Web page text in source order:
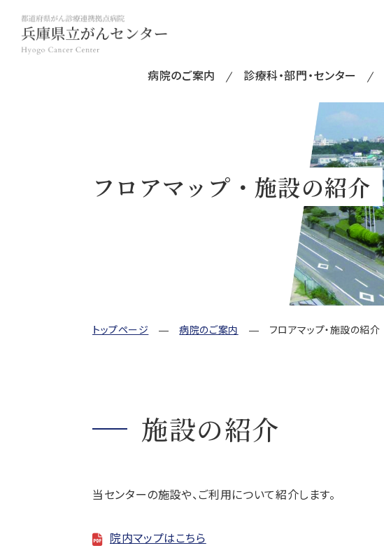
病院のご案内 診療科・部門・センター
フロアマップ・施設の紹介
トップページ 病院のご案内 フロアマップ・施設の紹介
施設の紹介
当センターの施設や、ご利用について紹介します。
院内マップはこちら